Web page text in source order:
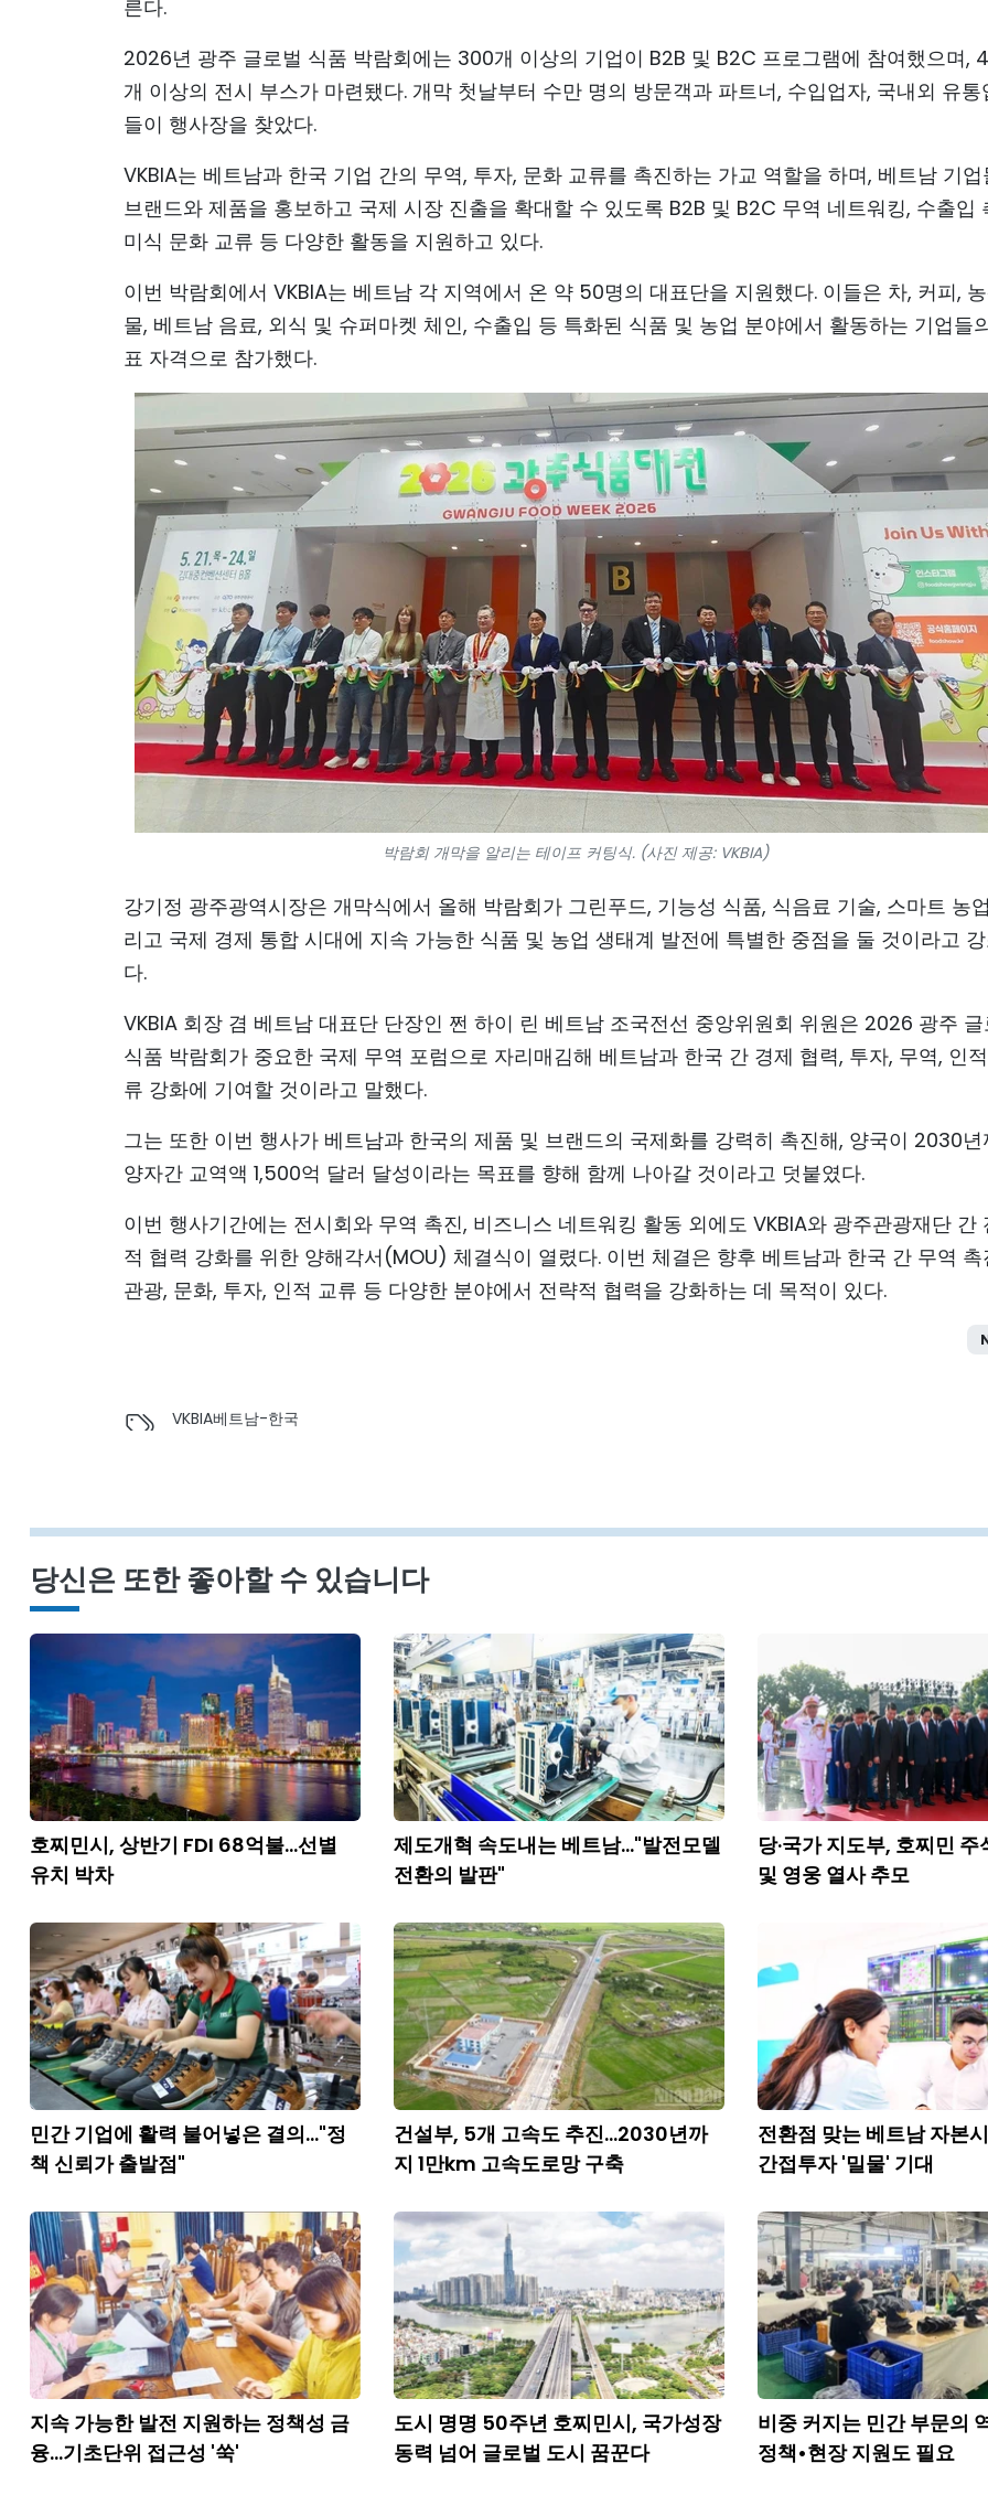
른다.
2026년 광주 글로벌 식품 박람회에는 300개 이상의 기업이 B2B 및 B2C 프로그램에 참여했으며,
개 이상의 전시 부스가 마련됐다. 개막 첫날부터 수만 명의 방문객과 파트너, 수입업자, 국내외 유통
들이 행사장을 찾았다.
VKBIA는 베트남과 한국 기업 간의 무역, 투자, 문화 교류를 촉진하는 가교 역할을 하며, 베트남 기업
브랜드와 제품을 홍보하고 국제 시장 진출을 확대할 수 있도록 B2B 및 B2C 무역 네트워킹, 수출입
미식 문화 교류 등 다양한 활동을 지원하고 있다.
이번 박람회에서 VKBIA는 베트남 각 지역에서 온 약 50명의 대표단을 지원했다. 이들은 차, 커피,
물, 베트남 음료, 외식 및 슈퍼마켓 체인, 수출입 등 특화된 식품 및 농업 분야에서 활동하는 기업들
표 자격으로 참가했다.
박람회 개막을 알리는 테이프 커팅식. (사진 제공: VKBIA)
강기정 광주광역시장은 개막식에서 올해 박람회가 그린푸드, 기능성 식품, 식음료 기술, 스마트 농
리고 국제 경제 통합 시대에 지속 가능한 식품 및 농업 생태계 발전에 특별한 중점을 둘 것이라고
다.
VKBIA 회장 겸 베트남 대표단 단장인 쩐 하이 린 베트남 조국전선 중앙위원회 위원은 2026 광주 글
식품 박람회가 중요한 국제 무역 포럼으로 자리매김해 베트남과 한국 간 경제 협력, 투자, 무역, 인
류 강화에 기여할 것이라고 말했다.
그는 또한 이번 행사가 베트남과 한국의 제품 및 브랜드의 국제화를 강력히 촉진해, 양국이 2030년
양자간 교역액 1,500억 달러 달성이라는 목표를 향해 함께 나아갈 것이라고 덧붙였다.
이번 행사기간에는 전시회와 무역 촉진, 비즈니스 네트워킹 활동 외에도 VKBIA와 광주관광재단 간
적 협력 강화를 위한 양해각서(MOU) 체결식이 열렸다. 이번 체결은 향후 베트남과 한국 간 무역 촉
관광, 문화, 투자, 인적 교류 등 다양한 분야에서 전략적 협력을 강화하는 데 목적이 있다.
VKBIA베트남-한국
당신은 또한 좋아할 수 있습니다
호찌민시, 상반기 FDI 68억불...선별
유치 박차
제도개혁 속도내는 베트남..."발전모델
전환의 발판"
당·국가 지도부, 호찌민 주
및 영웅 열사 추모
민간 기업에 활력 불어넣은 결의..."정
책 신뢰가 출발점"
건설부, 5개 고속도 추진...2030년까
지 1만km 고속도로망 구축
전환점 맞는 베트남 자본
간접투자 '밀물' 기대
지속 가능한 발전 지원하는 정책성 금
융...기초단위 접근성 '쑥'
도시 명명 50주년 호찌민시, 국가성장
동력 넘어 글로벌 도시 꿈꾼다
비중 커지는 민간 부문의
정책•현장 지원도 필요